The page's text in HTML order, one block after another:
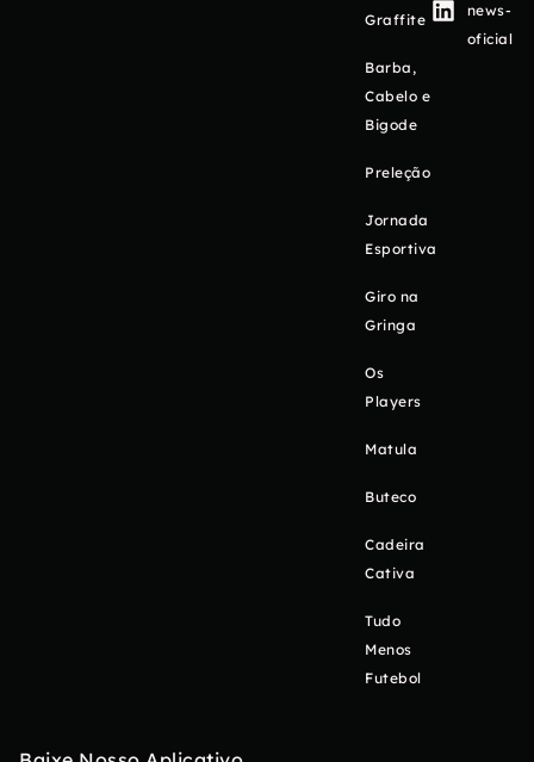
Graffite
Barba,
Cabelo e
Bigode
Preleção
Jornada
Esportiva
Giro na
Gringa
Os
Players
Matula
Buteco
Cadeira
Cativa
Tudo
Menos
Futebol
news-
oficial